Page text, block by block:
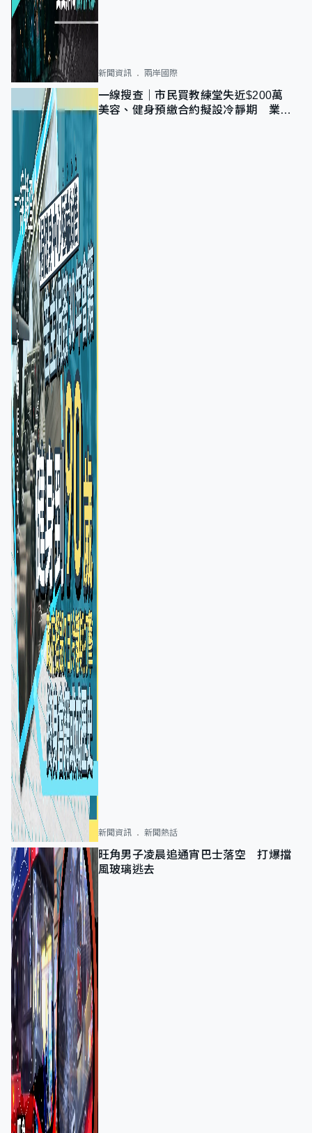
新聞資訊 兩岸國際
一線搜查｜市民買教練堂失近$200萬
美容、健身預繳合約擬設冷靜期 業界
新聞資訊 新聞熱話
旺角男子凌晨追通宵巴士落空 打爆擋
風玻璃逃去